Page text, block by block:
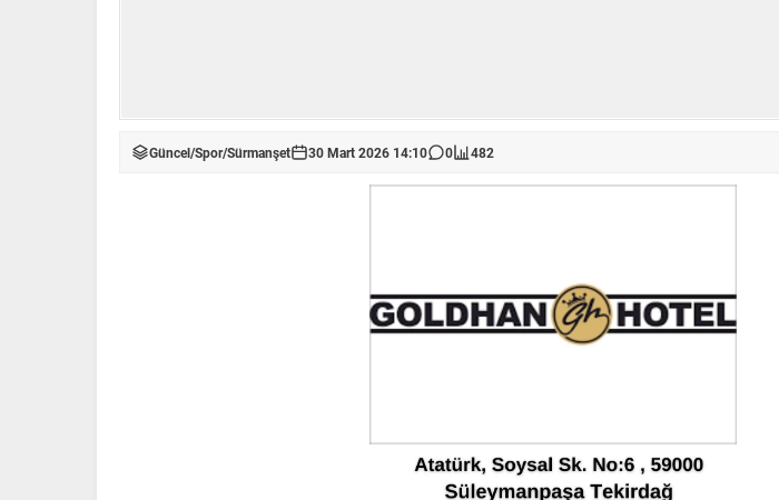
Güncel/Spor/Sürmanşet 30 Mart 2026 14:10 0 482